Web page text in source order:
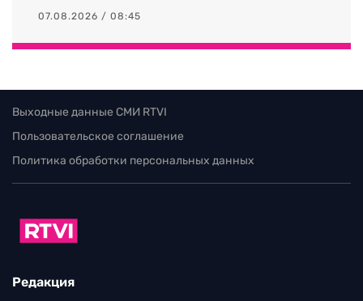
07.08.2026 / 08:45
Выходные данные СМИ RTVI
Пользовательское соглашение
Политика обработки персональных данных
Редакция